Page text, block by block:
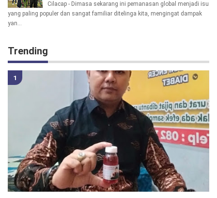
Cilacap - Dimasa sekarang ini pemanasan global menjadi isu
yang paling populer dan sangat familiar ditelinga kita, mengingat dampak
yan...
Trending